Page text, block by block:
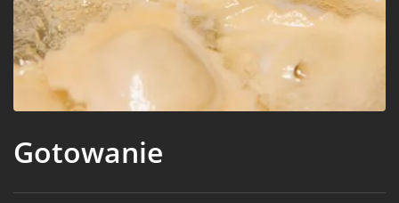
Gotowanie